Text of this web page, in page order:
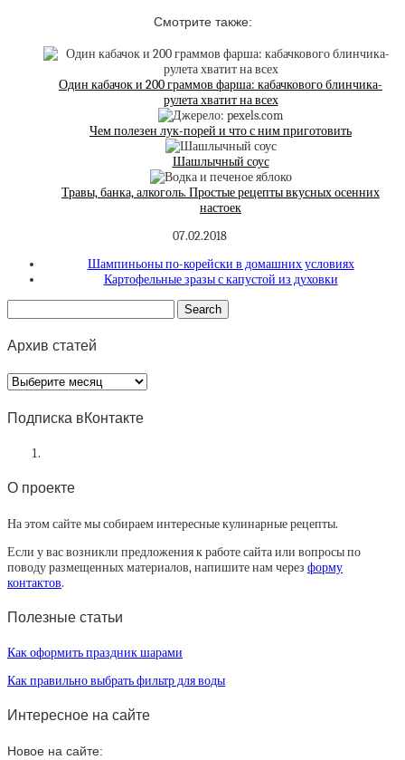
Смотрите также:
Один кабачок и 200 граммов фарша: кабачкового блинчика-
рулета хватит на всех
Чем полезен лук-порей и что с ним приготовить
Шашлычный соус
Травы, банка, алкоголь. Простые рецепты вкусных осенних
настоек
07.02.2018
Шампиньоны по-корейски в домашних условиях
Картофельные зразы с капустой из духовки
Архив статей
Архив
Подписка вКонтакте
О проекте
На этом сайте мы собираем интересные кулинарные рецепты.
Если у вас возникли предложения к работе сайта или вопросы по
поводу размещенных материалов, напишите нам через форму
контактов.
Полезные статьи
Как оформить праздник шарами
Как правильно выбрать фильтр для воды
Интересное на сайте
Новое на сайте: